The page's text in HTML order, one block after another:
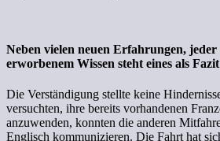
Neben vielen neuen Erfahrungen, jeder
erworbenem Wissen steht eines als
Die Verständigung stellte keine
versuchten, ihre bereits vorhandenen
anzuwenden, konnten die anderen
Englisch kommunizieren. Die Fahrt hat